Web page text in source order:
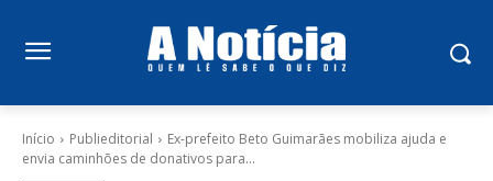
Início Publieditorial
Ex-prefeito Beto Guimarães mobiliza ajuda e
envia caminhões de donativos para...